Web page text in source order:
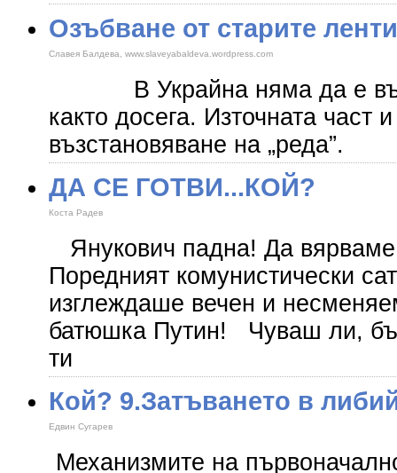
Озъбване от старите ленти
Славея Балдева, www.slaveyabaldeva.wordpress.com
В Украйна няма да е
както досега. Източната част
възстановяване на „реда”.
ДА СЕ ГОТВИ...КОЙ?
Коста Радев
Янукович падна! Да
Поредният комунистически
изглеждаше вечен и
батюшка Путин! Чуваш ли,
ти
Кой? 9.Затъването в
Едвин Сугарев
Механизмите на